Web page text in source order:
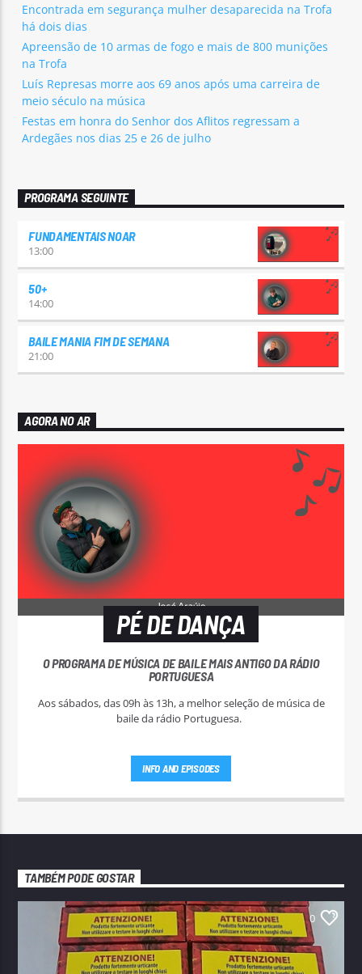
Encontrada em segurança mulher desaparecida na Trofa
há dois dias
Apreensão de 10 armas de fogo e mais de 800 munições
na Trofa
Luís Represas morre aos 69 anos após uma carreira de
meio século na música
Festas em honra do Senhor dos Aflitos regressam a
Ardegães nos dias 25 e 26 de julho
PROGRAMA SEGUINTE
FUNDAMENTAIS NOAR
13:00
50+
14:00
BAILE MANIA FIM DE SEMANA
21:00
AGORA NO AR
PÉ DE DANÇA
O PROGRAMA DE MÚSICA DE BAILE MAIS ANTIGO DA RÁDIO
PORTUGUESA
Aos sábados, das 09h às 13h, a melhor seleção de música de
INFO AND EPISODES
TAMBÉM PODE GOSTAR
0